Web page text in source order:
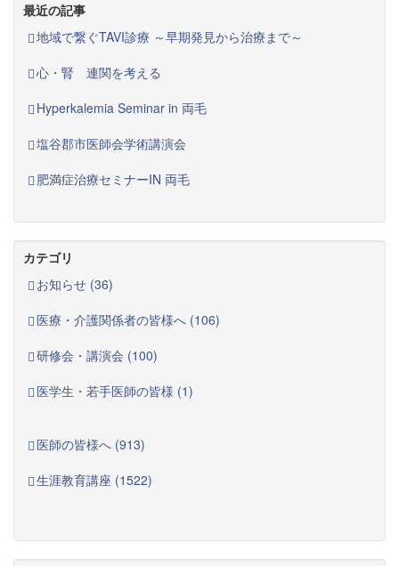
最近の記事
地域で繋ぐTAVI診療 ～早期発見から治療まで～
心・腎 連関を考える
Hyperkalemia Seminar in 両毛
塩谷郡市医師会学術講演会
肥満症治療セミナーIN 両毛
カテゴリ
お知らせ (36)
医療・介護関係者の皆様へ (106)
研修会・講演会 (100)
医学生・若手医師の皆様 (1)
医師の皆様へ (913)
生涯教育講座 (1522)